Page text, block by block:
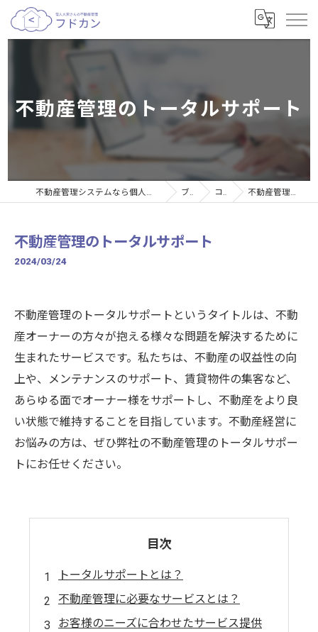
不動産管理のトータルサポート
不動産管理システムなら個人大家さんの不動産管理サービスフドカン ブログ コラム 不動産管理のトータルサポート
不動産管理のトータルサポート
2024/03/24
不動産管理のトータルサポートというタイトルは、不動
産オーナーの方々が抱える様々な問題を解決するために
生まれたサービスです。私たちは、不動産の収益性の向
上や、メンテナンスのサポート、賃貸物件の集客など、
あらゆる面でオーナー様をサポートし、不動産をより良
い状態で維持することを目指しています。不動産経営に
お悩みの方は、ぜひ弊社の不動産管理のトータルサポー
トにお任せください。
目次
トータルサポートとは？
不動産管理に必要なサービスとは？
お客様のニーズに合わせたサービス提供